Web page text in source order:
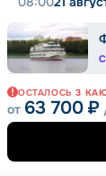
ОСТАЛОСЬ 3
от 63 700 ₽